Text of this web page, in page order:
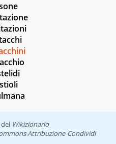
del Wikizionario
Attribuzione-Condividi